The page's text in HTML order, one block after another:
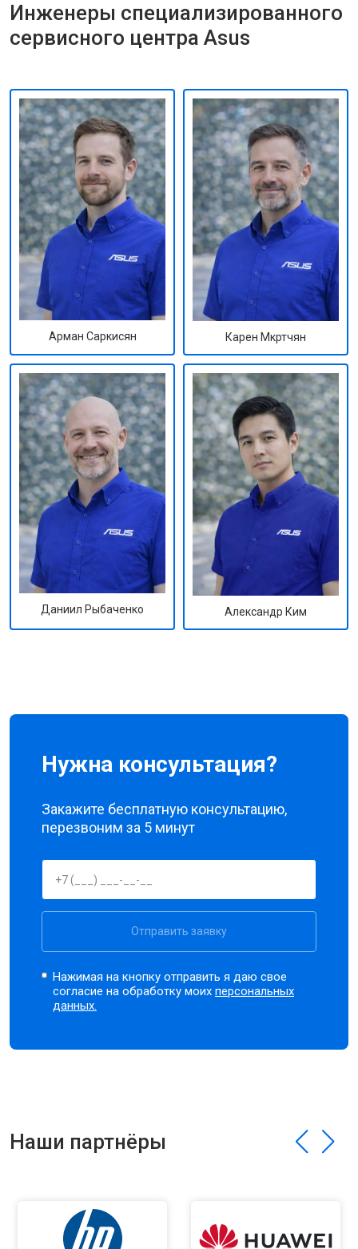
Инженеры специализированного
сервисного центра Asus
Арман Саркисян Карен Мкртчян
Даниил Рыбаченко Александр Ким
Нужна консультация?
Закажите бесплатную консультацию,
перезвоним за 5 минут
Отправить заявку
Нажимая на кнопку отправить я даю свое
согласие на обработку моихперсональных
данных.
Наши партнёры